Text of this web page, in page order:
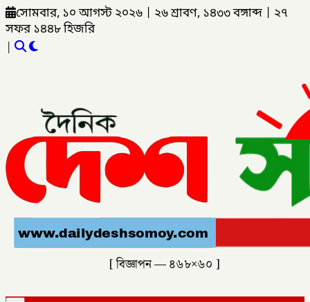
সোমবার, ১০ আগস্ট ২০২৬ ২৬ শ্রাবণ, ১৪৩৩ বঙ্গাব্দ
২৭
সফর ১৪৪৮ হিজরি
|
[ বিজ্ঞাপন — ৪৬৮×৬০ ]